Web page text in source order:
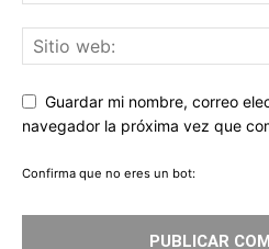
Guardar mi nombre, correo
navegador la próxima vez que
Confirma que no eres un bot: